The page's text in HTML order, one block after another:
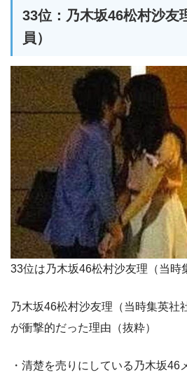
33位：乃木坂46松村沙友
員）
33位は乃木坂46松村沙友理（当時
乃木坂46松村沙友理（当時集英社
が衝撃的だった理由（抜粋）
・清楚を売りにしている乃木坂46